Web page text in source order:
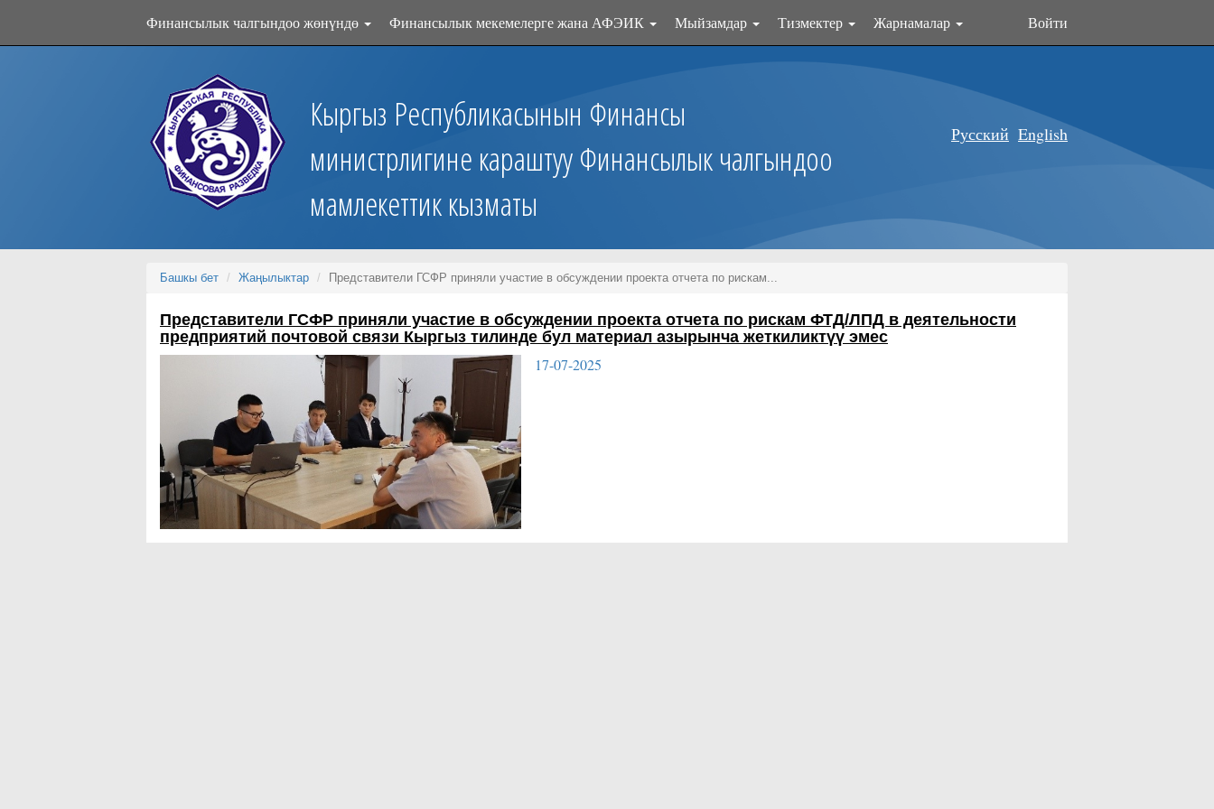
Финансылык чалгындоо жөнүндө Финансылык мекемелерге жана АФЭИК Мыйзамдар Тизмектер Жарнамалар Войти
Кыргыз Республикасынын Финансы
министрлигине караштуу Финансылык чалгындоо
мамлекеттик кызматы
Русский English
Башкы бет Жаңылыктар Представители ГСФР приняли участие в обсуждении проекта отчета по рискам...
Представители ГСФР приняли участие в обсуждении проекта отчета по рискам ФТД/ЛПД в деятельности
предприятий почтовой связи Кыргыз тилинде бул материал азырынча жеткиликтүү эмес
17-07-2025